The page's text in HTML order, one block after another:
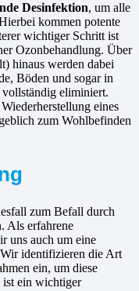
Desinfektion, um alle
kommen potente
wichtiger Schritt ist
Ozonbehandlung. Über
hinaus werden dabei
Böden und sogar in
eliminiert.
eines
zum Wohlbefinden
zum Befall durch
Als erfahrene
uns auch um eine
identifizieren die Art
ein, um diese
ist ein wichtiger